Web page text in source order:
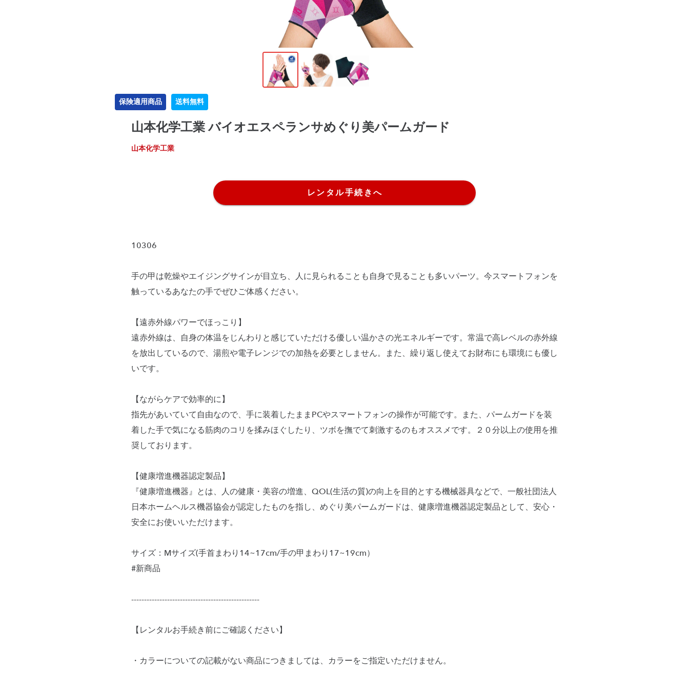
保険適用商品 送料無料
山本化学工業 バイオエスペランサめぐり美パームガード
山本化学工業
レンタル手続きへ
10306
手の甲は乾燥やエイジングサインが目立ち、人に見られることも自身で見ることも多いパーツ。今スマートフォンを
触っているあなたの手でぜひご体感ください。
【遠赤外線パワーでほっこり】
遠赤外線は、自身の体温をじんわりと感じていただける優しい温かさの光エネルギーです。常温で高レベルの赤外線
を放出しているので、湯煎や電子レンジでの加熱を必要としません。また、繰り返し使えてお財布にも環境にも優し
いです。
【ながらケアで効率的に】
指先があいていて自由なので、手に装着したままPCやスマートフォンの操作が可能です。また、パームガードを装
着した手で気になる筋肉のコリを揉みほぐしたり、ツボを撫でて刺激するのもオススメです。２０分以上の使用を推
奨しております。
【健康増進機器認定製品】
『健康増進機器』とは、人の健康・美容の増進、QOL(生活の質)の向上を目的とする機械器具などで、一般社団法人
日本ホームヘルス機器協会が認定したものを指し、めぐり美パームガードは、健康増進機器認定製品として、安心・
安全にお使いいただけます。
サイズ：Mサイズ(手首まわり14~17cm/手の甲まわり17~19cm）
#新商品
--------------------------------------------------
【レンタルお手続き前にご確認ください】
・カラーについての記載がない商品につきましては、カラーをご指定いただけません。